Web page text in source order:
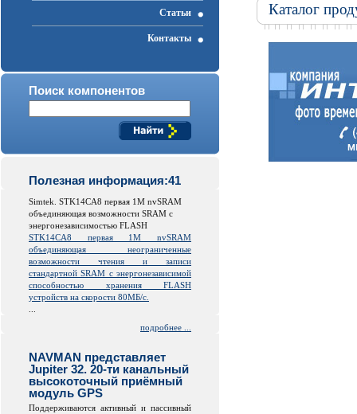
Статьи
Контакты
Поиск компонентов
Полезная информация:41
Simtek. STK14CA8 первая 1M nvSRAM
объединяющая возможности SRAM с
энергонезависимостью FLASH
STK14CA8 первая 1M nvSRAM
объединяющая неограниченные
возможности чтения и записи
стандартной SRAM с энергонезависимой
способностью хранения FLASH
устройств на скорости 80МБ/с.
подробнее ...
NAVMAN представляет
Jupiter 32. 20-ти канальный
высокоточный приёмный
модуль GPS
Поддерживаются активный и пассивный
Каталог